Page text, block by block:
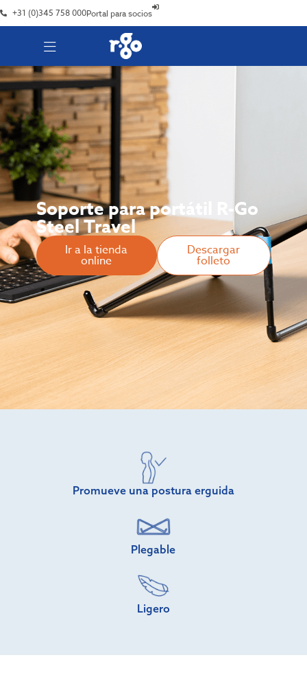
+31 (0)345 758 000Portal para socios
Soporte para portátil R-Go
Steel Travel
Ir a la tienda
online
Descargar
folleto
Promueve una postura erguida
Plegable
Ligero